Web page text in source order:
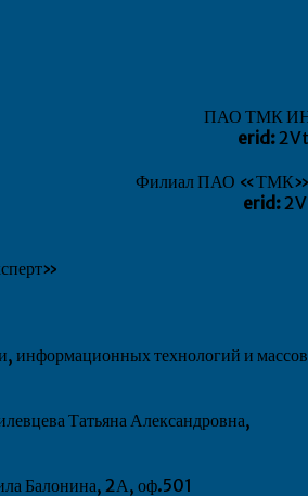
ПАО ТМК
erid:
Филиал ПАО
erid:
информационных технологий и
Татьяна Александровна,
Балонина, 2А, оф.501